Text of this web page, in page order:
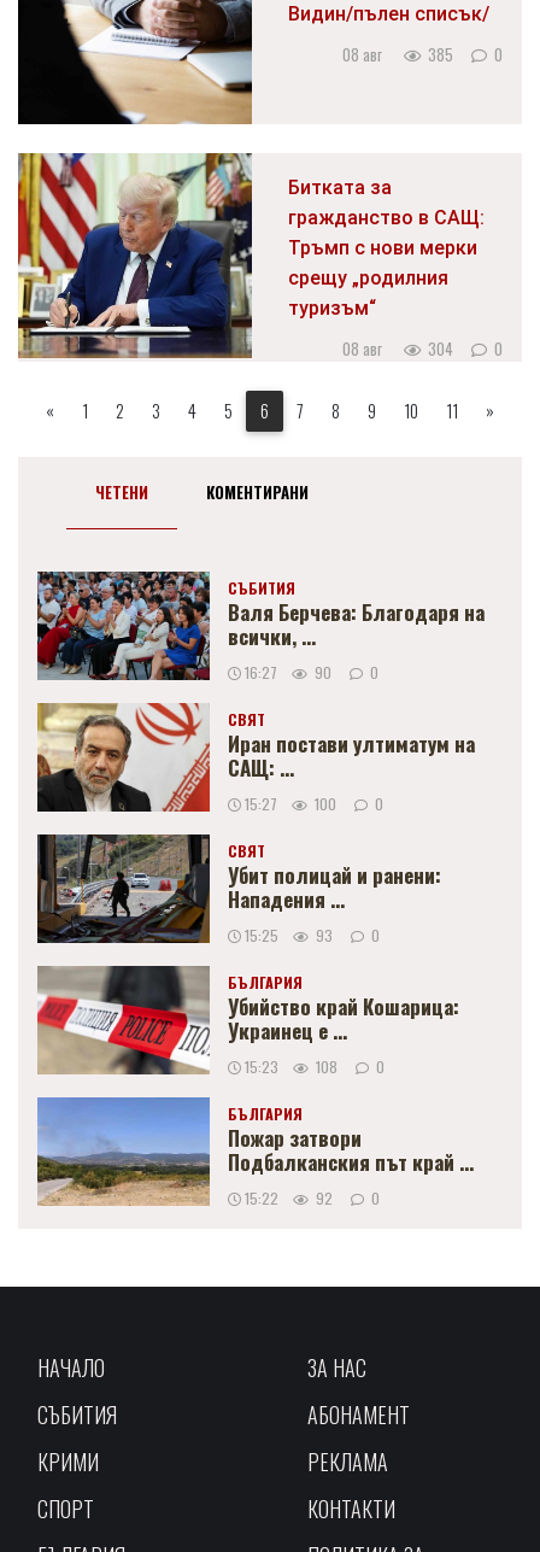
Видин/пълен списък/
08 авг 385 0
Битката за
гражданство в САЩ:
Тръмп с нови мерки
срещу „родилния
туризъм“
08 авг 304 0
« 1 2 3 4 5 6 7 8 9 10 11 »
ЧЕТЕНИ КОМЕНТИРАНИ
СЪБИТИЯ
Валя Берчева: Благодаря на
всички, ...
16:27 90 0
СВЯТ
Иран постави ултиматум на
САЩ: ...
15:27 100 0
СВЯТ
Убит полицай и ранени:
Нападения ...
15:25 93 0
БЪЛГАРИЯ
Убийство край Кошарица:
Украинец е ...
15:23 108 0
БЪЛГАРИЯ
Пожар затвори
Подбалканския път край ...
15:22 92 0
НАЧАЛО
СЪБИТИЯ
КРИМИ
СПОРТ
ЗА НАС
АБОНАМЕНТ
РЕКЛАМА
КОНТАКТИ